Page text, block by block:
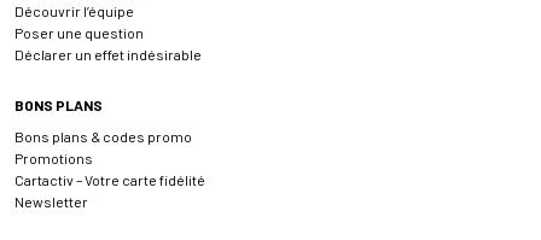
Découvrir l’équipe
Poser une question
Déclarer un effet indésirable
BONS PLANS
Bons plans & codes promo
Promotions
Cartactiv – Votre carte fidélité
Newsletter